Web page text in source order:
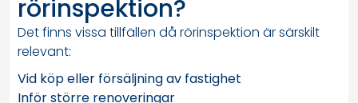
rörinspektion?
Det finns vissa tillfällen då rörinspektion är särskilt
relevant:
Vid köp eller försäljning av fastighet
Inför större renoveringar